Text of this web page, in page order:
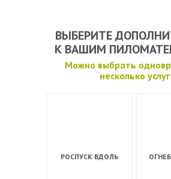
ВЫБЕРИТЕ
К ВАШИМ
Можно выбрать
несколько услуг
РОСПУСК ВДОЛЬ